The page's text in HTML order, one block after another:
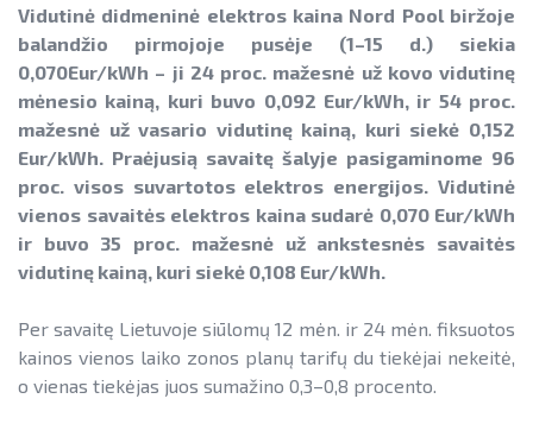
► KATILŲ KEITIMAS
► PARAMA ENERGIJOS KAUPIMO
ĮRENGINIAMS
► PARAMA SAULĖS ELEKTRINĖMS
SAUSUMOJE
Reklaminiai paveikslėliai (baneriai)
paramai viešinti
energijos kaupimo įrenginių kainos
Energetikos bendrijos
Jūrinės vėjo energetikos plėtra
Vandenilis
Pažangos skatinant AEI plėtrą
ataskaitos ir kiti dokumentai
AEI transporte
Informacija apie AEI sistemas ir
įrenginius
NEKS veiksmų plano įgyvendinimo
stebėsena
Energetika išsamiai
Elektros energetikos sektorius
Gamtinių dujų sektorius
Degalų ir naftos sektorius
Kelių transporto sektorius
Šilumos energijos ir biokuro sektorius
Informacija apie paslaugų teikimą
LIFE IP EnerLIT
ENSMOV Plus
PA Energy
CompositeCircle
Pažangos įgyvendinant EVE tikslus
ataskaitos
Vidutinė didmeninė elektros kaina Nord Pool biržoje
balandžio pirmojoje pusėje (1–15 d.) siekia
0,070Eur/kWh – ji 24 proc. mažesnė už kovo vidutinę
mėnesio kainą, kuri buvo 0,092 Eur/kWh, ir 54 proc.
mažesnė už vasario vidutinę kainą, kuri siekė 0,152
Eur/kWh. Praėjusią savaitę šalyje pasigaminome 96
proc. visos suvartotos elektros energijos. Vidutinė
vienos savaitės elektros kaina sudarė 0,070 Eur/kWh
ir buvo 35 proc. mažesnė už ankstesnės savaitės
vidutinę kainą, kuri siekė 0,108 Eur/kWh.
Per savaitę Lietuvoje siūlomų 12 mėn. ir 24 mėn. fiksuotos
kainos vienos laiko zonos planų tarifų du tiekėjai nekeitė,
o vienas tiekėjas juos sumažino 0,3–0,8 procento.